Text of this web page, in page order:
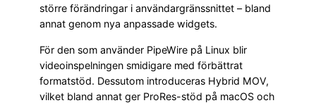
större förändringar i användargränssnittet – bland
annat genom nya anpassade widgets.
För den som använder PipeWire på Linux blir
videoinspelningen smidigare med förbättrat
formatstöd. Dessutom introduceras Hybrid MOV,
vilket bland annat ger ProRes-stöd på macOS och